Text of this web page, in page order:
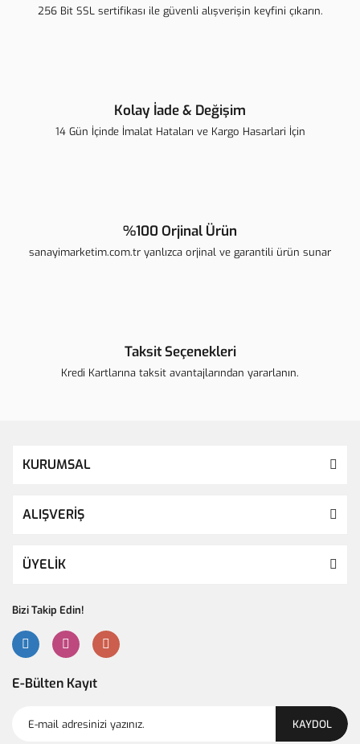
256 Bit SSL sertifikası ile güvenli alışverişin keyfini çıkarın.
Kolay İade & Değişim
14 Gün İçinde İmalat Hataları ve Kargo Hasarlari İçin
%100 Orjinal Ürün
sanayimarketim.com.tr yanlızca orjinal ve garantili ürün sunar
Taksit Seçenekleri
Kredi Kartlarına taksit avantajlarından yararlanın.
KURUMSAL
ALIŞVERİŞ
ÜYELİK
Bizi Takip Edin!
E-Bülten Kayıt
KAYDOL